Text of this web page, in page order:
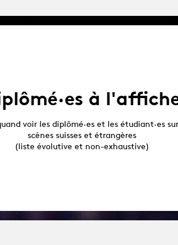
à
voir les diplômé·es et les étudiant·es
scènes suisses et étrangères
(liste évolutive et non-exhaustive)